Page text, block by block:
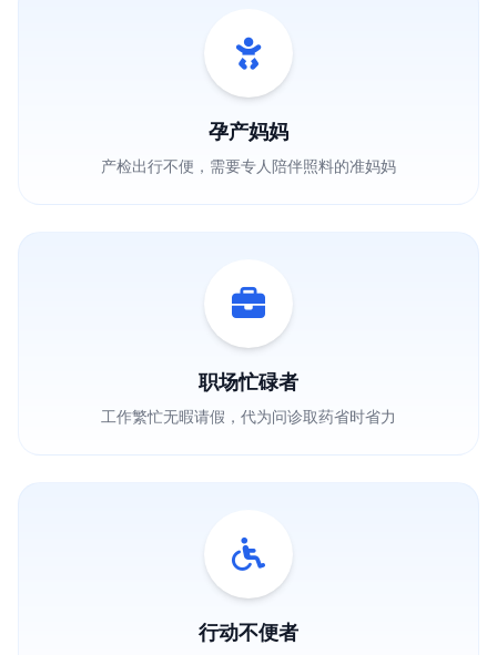
孕产妈妈
产检出行不便，需要专人陪伴照料的准妈妈
职场忙碌者
工作繁忙无暇请假，代为问诊取药省时省力
行动不便者